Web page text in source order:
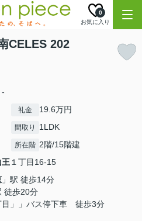
お気に入り
0
CELES 202
礼金 19.6万円
間取り 1LDK
所在階 2階/15階建
王 １丁目16-15
」駅 徒歩14分
徒歩20分
目」」バス停下車 徒歩3分